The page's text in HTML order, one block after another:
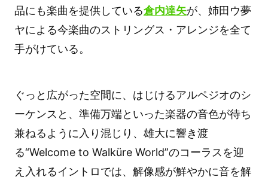
品にも楽曲を提供している倉内達矢が、姉田ウ夢
ヤによる今楽曲のストリングス・アレンジを全て
手がけている。
ぐっと広がった空間に、はじけるアルペジオのシ
ーケンスと、準備万端といった楽器の音色が待ち
兼ねるように入り混じり、雄大に響き渡
る“Welcome to Walküre World”のコーラスを迎
え入れるイントロでは、解像感が鮮やかに音を解